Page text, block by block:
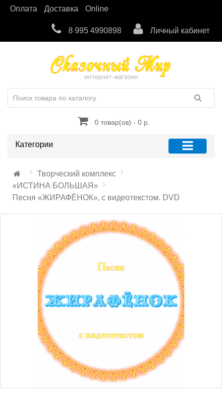
Оплата Доставка Online
8 995 4990898 Личный кабинет
0 товар(ов) - 0 р.
Категории
Творческий комплекс
«ИСТИНА БОЛЬШАЯ»
Песня «ЖИРАФЁНОК», с видеотекстом. DVD